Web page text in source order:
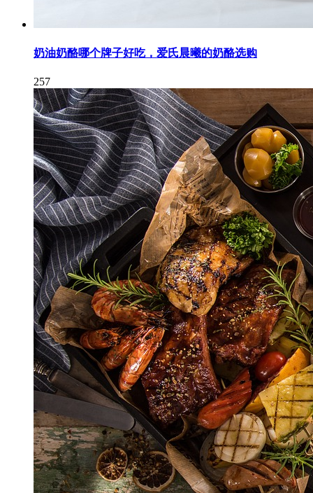
奶油奶酪哪个牌子好吃，爱氏晨曦的奶酪选购
257